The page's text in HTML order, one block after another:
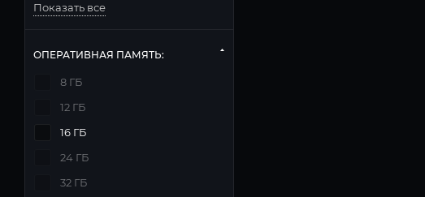
Показать все
ОПЕРАТИВНАЯ ПАМЯТЬ:
8 ГБ
12 ГБ
16 ГБ
24 ГБ
32 ГБ